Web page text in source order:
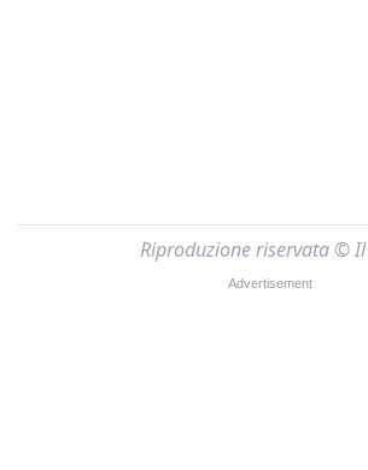
Riproduzione riservata ©